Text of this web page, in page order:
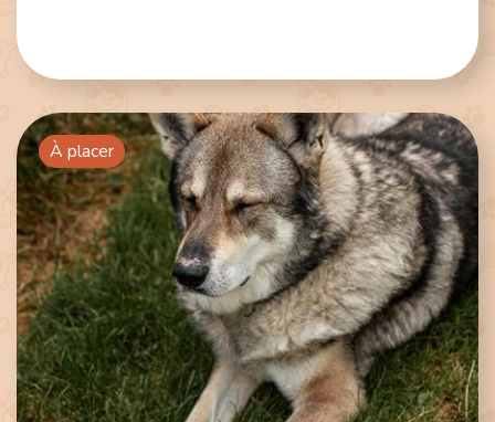
À placer